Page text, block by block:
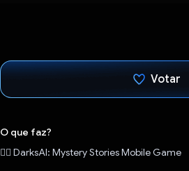
Votar
O que faz?
🕵️‍♀️ DarksAI: Mystery Stories Mobile Game